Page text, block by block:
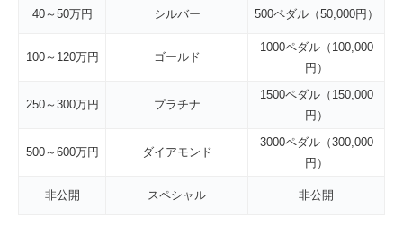
40～50万円 シルバー 500ペダル（50,000円）
100～120万円 ゴールド
1000ペダル（100,000
円）
250～300万円 プラチナ
1500ペダル（150,000
円）
500～600万円 ダイアモンド
3000ペダル（300,000
円）
非公開 スペシャル 非公開